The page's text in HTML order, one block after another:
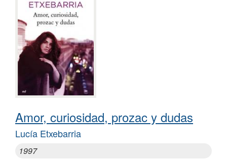
Amor, curiosidad, prozac y dudas
Lucía Etxebarria
1997